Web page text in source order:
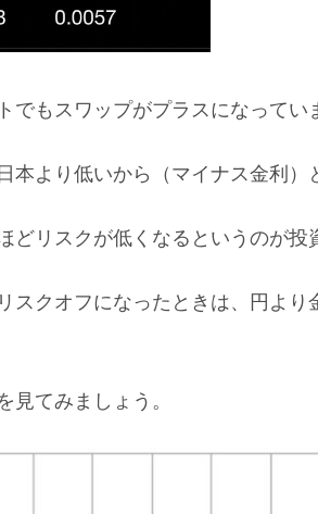
でもスワップがプラスになってい
本より低いから（マイナス金利）
どリスクが低くなるというのが投
スクオフになったときは、円よ
見てみましょう。